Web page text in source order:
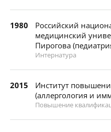
1980
Российский
медицинский
Пирогова
Интернатура
2015
Институт
(аллергология и
Повышение